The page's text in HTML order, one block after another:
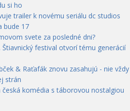
si ho
trailer k novému seriálu dc studios
bude 17
svete za posledné dni?
Štiavnický festival otvorí tému generácií
& Raťafák znovu zasahujú - nie vždy
strán
česká komédia s táborovou nostalgiou